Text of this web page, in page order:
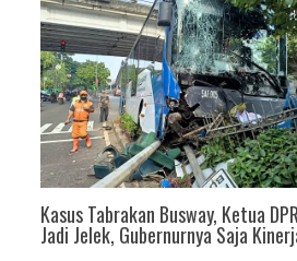
Kasus Tabrakan Busway, Ketua
Jadi Jelek, Gubernurnya Saja